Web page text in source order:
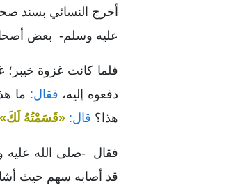
أخرج النسائي بسند
عليه وسلم- بعض
فلما كانت غزوة
دفعوه إليه، فقال: ما
هذا؟ قال: «قَسَمْتُهُ لَكَ»
فقال -صلى الله عليه
قد أصابه سهم حيث